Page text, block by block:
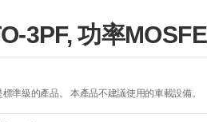
3PF, 功率
準級的產品。 本產品不建議使用的車載設備。